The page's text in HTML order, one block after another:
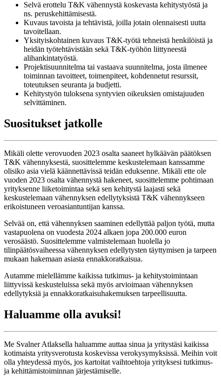
Selvä erottelu T&K vähennystä koskevasta kehitystyöstä ja
ns. peruskehittämisestä.
Kuvaus tavoista ja tehtävistä, joilla jotain olennaisesti uutta
tavoitellaan.
Yksityiskohtainen kuvaus T&K-työtä tehneistä henkilöistä ja
heidän työtehtävistään sekä T&K-työhön liittyneestä
alihankintatyöstä.
Projektisuunnitelma tai vastaava suunnitelma, josta ilmenee
toiminnan tavoitteet, toimenpiteet, kohdennetut resurssit,
toteutuksen seuranta ja budjetti.
Kehitystyön tuloksena syntyvien oikeuksien omistajuuden
selvittäminen.
Suositukset jatkolle
Mikäli olette verovuoden 2023 osalta saaneet hylkäävän päätöksen
T&K vähennyksestä, suosittelemme keskustelemaan kanssamme
olisiko asia vielä käännettävissä teidän eduksenne. Mikäli ette ole
vuoden 2023 osalta vähennystä hakeneet, suosittelemme pohtimaan
yrityksenne liiketoimintaa sekä sen kehitystä laajasti sekä
keskustelemaan vähennyksen edellytyksistä T&K vähennykseen
erikoistuneen veroasiantuntijan kanssa.
Selvää on, että vähennyksen saaminen edellyttää paljon työtä, mutta
vastapuolena on vuodesta 2024 alkaen jopa 200.000 euron
verosäästö. Suosittelemme valmistelemaan huolella jo
tilinpäätösvaiheessa vähennyksen edellytysten täyttymisen ja tarpeen
mukaan hakemaan asiasta ennakkoratkaisua.
Autamme mielellämme kaikissa tutkimus- ja kehitystoimintaan
liittyvissä keskusteluissa sekä myös arvioimaan vähennyksen
edellytyksiä ja ennakkoratkaisuhakemuksen tarpeellisuutta.
Haluamme olla avuksi!
Me Svalner Atlaksella haluamme auttaa sinua ja yritystäsi kaikissa
kotimaista yritysverotusta koskevissa verokysymyksissä. Meihin voit
olla yhteydessä myös, jos kartoitat vaihtoehtoja yrityksesi tutkimus-
ja kehittämistoiminnan järjestämiselle.